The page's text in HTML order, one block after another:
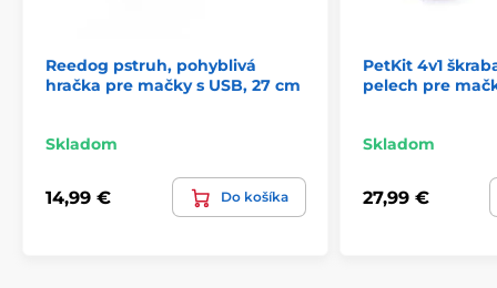
Reedog pstruh, pohyblivá
hračka pre mačky s USB, 27 cm
Skladom
14,99 € Do košíka
PetKit 4v1
pelech pre
Skladom
27,99 €